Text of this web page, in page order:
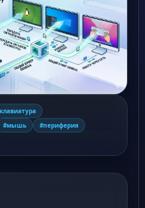
#мышь
#периферия